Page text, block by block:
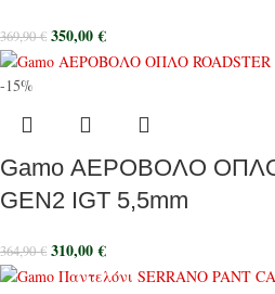
369,90€ 350,00€
-15%
Gamo ΑΕΡΟΒΟΛΟ ΟΠΛΟ
GEN2 IGT 5,5mm
364,90€ 310,00€